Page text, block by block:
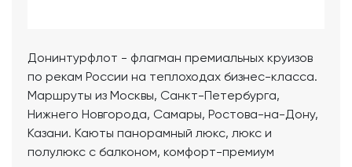
Донинтурфлот - флагман премиальных круизов
по рекам России на теплоходах бизнес-класса.
Маршруты из Москвы, Санкт-Петербурга,
Нижнего Новгорода, Самары, Ростова-на-Дону,
Казани. Каюты панорамный люкс, люкс и
полулюкс с балконом, комфорт-премиум